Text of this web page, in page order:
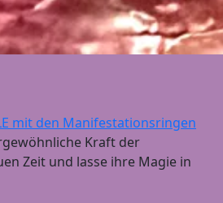
mit den Manifestationsringen
Kraft der
Zeit und lasse ihre Magie in